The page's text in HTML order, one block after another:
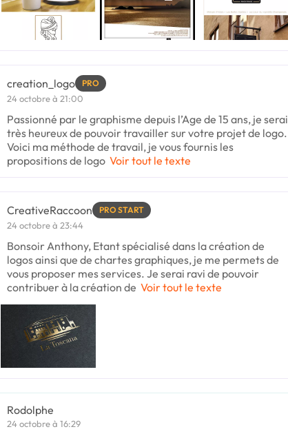
creation_logo PRO
24 octobre à 21:00
Passionné par le graphisme depuis l’Age de 15 ans, je serai
très heureux de pouvoir travailler sur votre projet de logo.
Voici ma méthode de travail, je vous fournis les
propositions de logo Voir tout le texte
CreativeRaccoon PRO START
24 octobre à 23:44
Bonsoir Anthony, Etant spécialisé dans la création de
logos ainsi que de chartes graphiques, je me permets de
vous proposer mes services. Je serai ravi de pouvoir
contribuer à la création de Voir tout le texte
Rodolphe
24 octobre à 16:29